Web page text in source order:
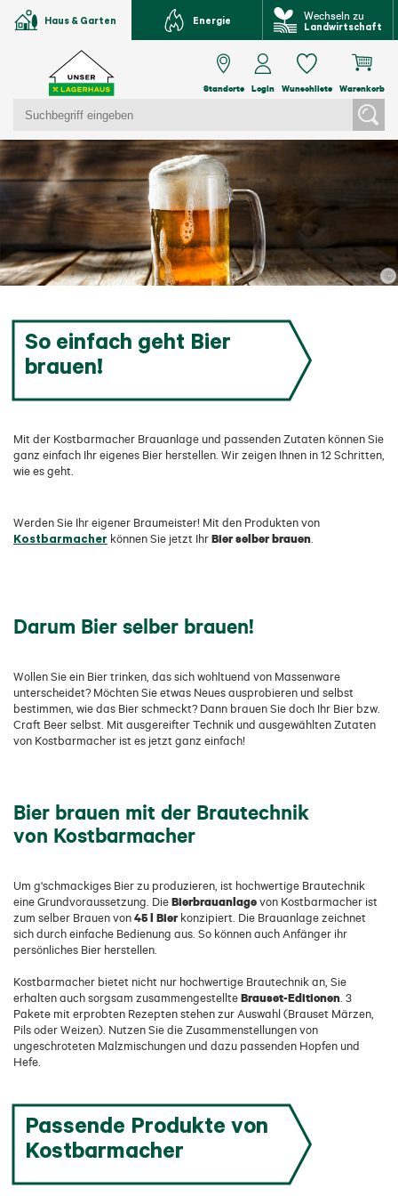
Haus & Garten Energie Wechseln zu
Landwirtschaft
Standorte Login Wunschliste Warenkorb
©
So einfach geht Bier
brauen!
Mit der Kostbarmacher Brauanlage und passenden Zutaten können Sie
ganz einfach Ihr eigenes Bier herstellen. Wir zeigen Ihnen in 12 Schritten,
wie es geht.
Werden Sie Ihr eigener Braumeister! Mit den Produkten von
Kostbarmacher können Sie jetzt IhrBier selber brauen
Darum Bier selber brauen!
Wollen Sie ein Bier trinken, das sich wohltuend von Massenware
unterscheidet? Möchten Sie etwas Neues ausprobieren und selbst
bestimmen, wie das Bier schmeckt? Dann brauen Sie doch Ihr Bier bzw.
Craft Beer selbst. Mit ausgereifter Technik und ausgewählten Zutaten
von Kostbarmacher ist es jetzt ganz einfach!
Bier brauen mit der Brautechnik
von Kostbarmacher
Um g'schmackiges Bier zu produzieren, ist hochwertige Brautechnik
eine Grundvoraussetzung. DieBierbrauanlagevon Kostbarmacher ist
zum selber Brauen von45 l Bierkonzipiert. Die Brauanlage zeichnet
sich durch einfache Bedienung aus. So können auch Anfänger ihr
persönliches Bier herstellen.
Kostbarmacher bietet nicht nur hochwertige Brautechnik an, Sie
erhalten auch sorgsam zusammengestellteBrauset-Editionen . 3
Pakete mit erprobten Rezepten stehen zur Auswahl (Brauset Märzen,
Pils oder Weizen). Nutzen Sie die Zusammenstellungen von
ungeschroteten Malzmischungen und dazu passenden Hopfen und
Hefe.
Passende Produkte von
Kostbarmacher